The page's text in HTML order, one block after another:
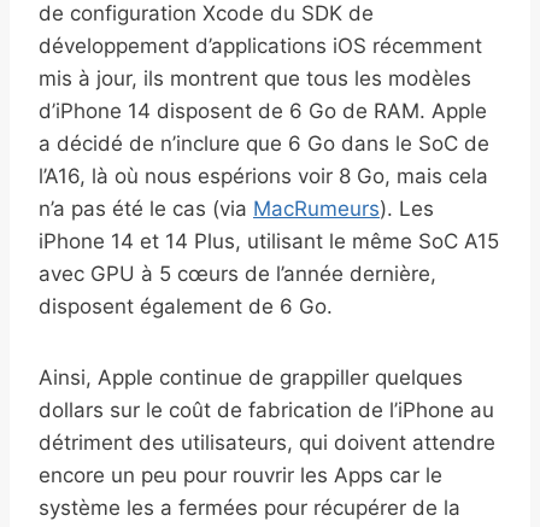
de configuration Xcode du SDK de
développement d’applications iOS récemment
mis à jour, ils montrent que tous les modèles
d’iPhone 14 disposent de 6 Go de RAM. Apple
a décidé de n’inclure que 6 Go dans le SoC de
l’A16, là où nous espérions voir 8 Go, mais cela
n’a pas été le cas (via MacRumeurs). Les
iPhone 14 et 14 Plus, utilisant le même SoC A15
avec GPU à 5 cœurs de l’année dernière,
disposent également de 6 Go.
Ainsi, Apple continue de grappiller quelques
dollars sur le coût de fabrication de l’iPhone au
détriment des utilisateurs, qui doivent attendre
encore un peu pour rouvrir les Apps car le
système les a fermées pour récupérer de la